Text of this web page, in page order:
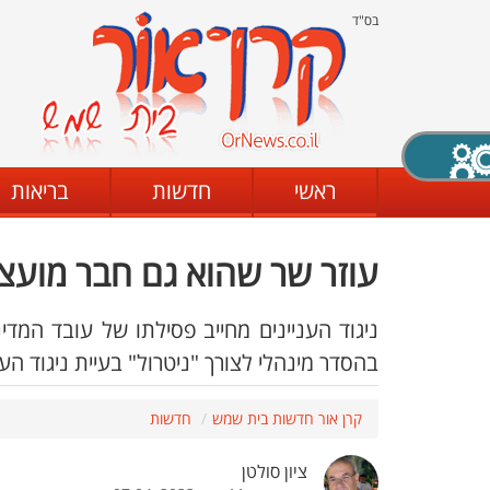
בס"ד
ראשי חדשות בריאות
עוזר שר שהוא גם חבר
ניגוד העניינים מחייב פסילתו של עובד
בהסדר מינהלי לצורך "ניטרול" בעיית ניגוד
קרן אור חדשות בית שמש חדשות
ציון סולטן
X סגירה
מצב שחור - לבן קביעת ניגודיות